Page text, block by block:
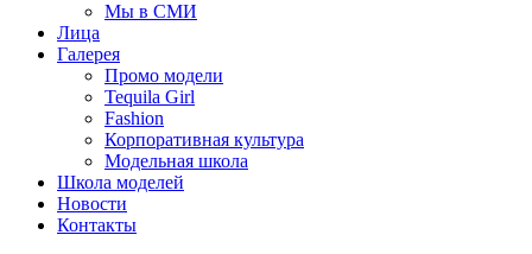
Мы в СМИ
Лица
Галерея
Промо модели
Tequila Girl
Fashion
Корпоративная культура
Модельная школа
Школа моделей
Новости
Контакты